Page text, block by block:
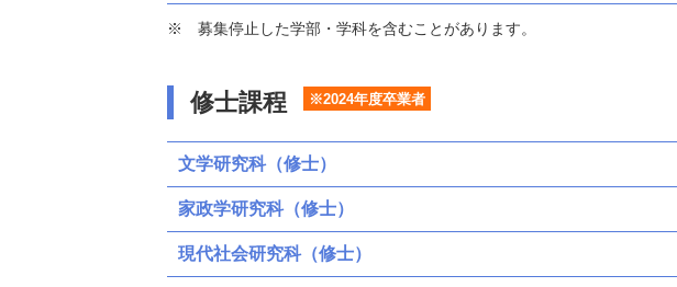
募集停止した学部・学科を含むことがあります。
修士課程 ※2024年度卒業者
文学研究科（修士）
家政学研究科（修士）
現代社会研究科（修士）